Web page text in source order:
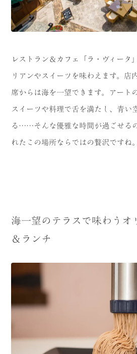
レストラン＆カフェ「ラ・ヴィータ
リアンやスイーツを味わえます。店
席からは海を一望できます。アート
スイーツや料理で舌を満たし、青い
る……そんな優雅な時間が過ごせる
れたこの場所ならではの贅沢ですね。
海一望のテラスで味わうオ
＆ランチ